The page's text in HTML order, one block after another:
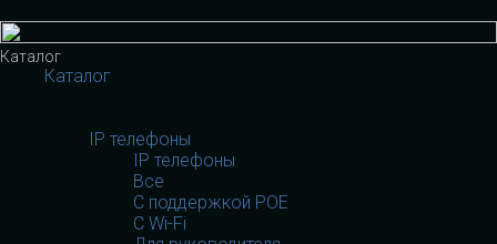
Каталог
Каталог
IP телефоны
IP телефоны
Все
С поддержкой POE
C Wi-Fi